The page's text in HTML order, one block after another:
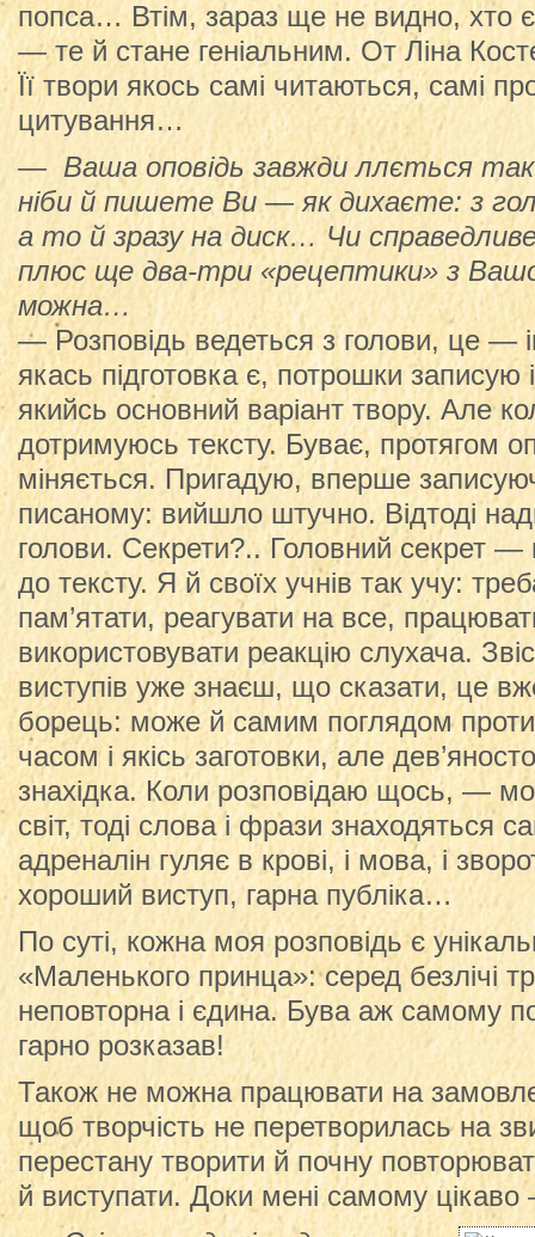
попса… Втім, зараз ще не видно, хто
— те й стане геніальним. От Ліна
Її твори якось самі читаються, самі
цитування…
— Ваша оповідь завжди ллється
ніби й пишете Ви — як дихаєте: з
а то й зразу на диск… Чи
плюс ще два-три «рецептики» з
можна…
— Розповідь ведеться з голови, це —
якась підготовка є, потрошки записую
якийсь основний варіант твору. Але
дотримуюсь тексту. Буває, протягом
міняється. Пригадую, вперше
писаному: вийшло штучно. Відтоді
голови. Секрети?.. Головний секрет —
до тексту. Я й своїх учнів так учу:
пам’ятати, реагувати на все,
використовувати реакцію слухача.
виступів уже знаєш, що сказати, це
борець: може й самим поглядом
часом і якісь заготовки, але
знахідка. Коли розповідаю щось, —
світ, тоді слова і фрази знаходяться
адреналін гуляє в крові, і мова, і
хороший виступ, гарна публіка…
По суті, кожна моя розповідь є
«Маленького принца»: серед безлічі
неповторна і єдина. Бува аж самому
гарно розказав!
Також не можна працювати на
щоб творчість не перетворилась на
перестану творити й почну
й виступати. Доки мені самому